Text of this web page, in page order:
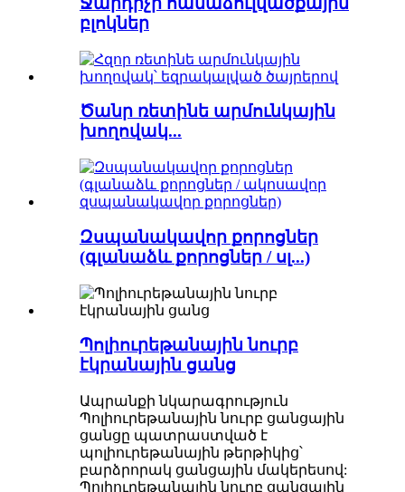
բլոկներ
Ծանր ռետինե արմունկային
խողովակ...
Զսպանակավոր քորոցներ
(գլանաձև քորոցներ / սլ...)
Պոլիուրեթանային նուրբ
էկրանային ցանց
Ապրանքի նկարագրություն
Պոլիուրեթանային նուրբ ցանցային
ցանցը պատրաստված է
պոլիուրեթանային թերթիկից՝
բարձրորակ ցանցային մակերեսով:
Պոլիուրեթանային նուրբ ցանցային